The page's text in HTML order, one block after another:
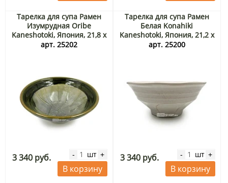
Тарелка для супа Рамен
Изумрудная Oribe
Kaneshotoki, Япония, 21,8 x
9 см
арт. 25202
3 340 руб. - шт +
В корзину
Тарелка для супа Рамен
Белая Konahiki
Kaneshotoki, Япония, 21,2 x
9,2 см
арт. 25200
3 340 руб. - шт +
В корзину